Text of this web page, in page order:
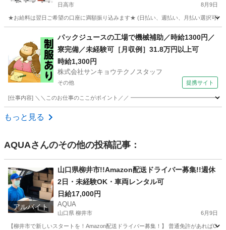
日高市 8月9日
★お給料は翌日ご希望の口座に満額振り込みます★ (日払い、週払い、月払い選択可
倉庫
パックジュースの工場で機械補助／時給1300円／
寮完備／未経験可［月収例］31.8万円以上可
時給1,300円
株式会社サンキョウテクノスタッフ
その他 提携サイト
[仕事内容] ＼＼このお仕事のここがポイント／／ ━━━━━━━━━━━━━━━━━ ◎
埼玉 その他
もっと見る
AQUAさんのその他の投稿記事：
アルバイト
山口県柳井市!!Amazon配送ドライバー募集!!週休
2日・未経験OK・車両レンタル可
日給17,000円
AQUA
山口県 柳井市 6月9日
【柳井市で新しいスタートを！Amazon配送ドライバー募集！】 普通免許があれば